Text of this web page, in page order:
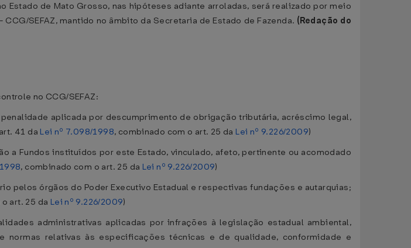
de Mato Grosso, nas hipóteses adiante arroladas, será realizado por meio
SEFAZ, mantido no âmbito da Secretaria de Estado de Fazenda. (Redação do
no CCG/SEFAZ:
aplicada por descumprimento de obrigação tributária, acréscimo legal,
41 da Lei nº 7.098/1998, combinado com o art. 25 da Lei nº 9.226/2009)
a Fundos instituídos por este Estado, vinculado, afeto, pertinente ou acomodado
, combinado com o art. 25 da Lei nº 9.226/2009)
órgãos do Poder Executivo Estadual e respectivas fundações e autarquias;
art. 25 da Lei nº 9.226/2009)
administrativas aplicadas por infrações à legislação estadual ambiental,
relativas às especificações técnicas e de qualidade, conformidade e